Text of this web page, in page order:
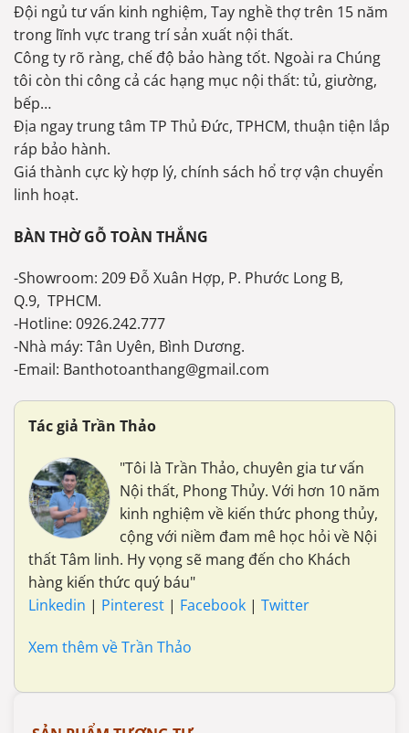
Đội ngủ tư vấn kinh nghiệm, Tay nghề thợ trên 15 năm
trong lĩnh vực trang trí sản xuất nội thất.
Công ty rõ ràng, chế độ bảo hàng tốt. Ngoài ra Chúng
tôi còn thi công cả các hạng mục nội thất: tủ, giường,
bếp…
Địa ngay trung tâm TP Thủ Đức, TPHCM, thuận tiện lắp
ráp bảo hành.
Giá thành cực kỳ hợp lý, chính sách hổ trợ vận chuyển
linh hoạt.
BÀN THỜ GỖ TOÀN THẮNG
-Showroom: 209 Đỗ Xuân Hợp, P. Phước Long B,
Q.9, TPHCM.
-Hotline: 0926.242.777
-Nhà máy: Tân Uyên, Bình Dương.
-Email: Banthotoanthang@gmail.com
Tác giả Trần Thảo
"Tôi là Trần Thảo, chuyên gia tư vấn
Nội thất, Phong Thủy. Với hơn 10 năm
kinh nghiệm về kiến thức phong thủy,
cộng với niềm đam mê học hỏi về Nội
thất Tâm linh. Hy vọng sẽ mang đến cho Khách
hàng kiến thức quý báu"
Linkedin | Pinterest | Facebook | Twitter
Xem thêm về Trần Thảo